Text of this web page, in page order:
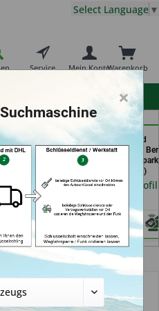
Service Warenkorb
Mein Konto
Select Language ▼
(in
Schuh und
Schlüsseldienst
Schutte im
Göttingen)
Händlerprofil
×